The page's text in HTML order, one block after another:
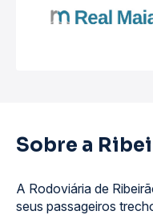
Sobre a
A Rodoviária de
seus passageiros